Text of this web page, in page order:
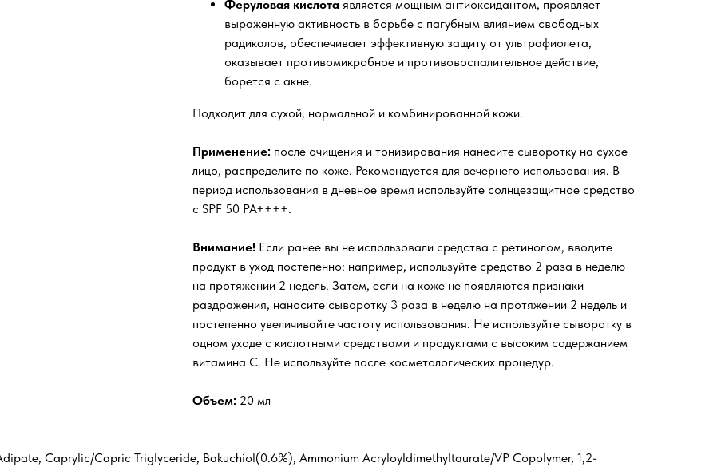
Феруловая кислота является мощным антиоксидантом, проявляет
выраженную активность в борьбе с пагубным влиянием свободных
радикалов, обеспечивает эффективную защиту от ультрафиолета,
оказывает противомикробное и противовоспалительное действие,
борется с акне.
Подходит для сухой, нормальной и комбинированной кожи.
Применение: после очищения и тонизирования нанесите сыворотку на сухое
лицо, распределите по коже. Рекомендуется для вечернего использования. В
период использования в дневное время используйте солнцезащитное средство
с SPF 50 PA++++.
Внимание! Если ранее вы не использовали средства с ретинолом, вводите
продукт в уход постепенно: например, используйте средство 2 раза в неделю
на протяжении 2 недель. Затем, если на коже не появляются признаки
раздражения, наносите сыворотку 3 раза в неделю на протяжении 2 недель и
постепенно увеличивайте частоту использования. Не используйте сыворотку в
одном уходе с кислотными средствами и продуктами с высоким содержанием
витамина C. Не используйте после косметологических процедур.
Объем: 20 мл
Caprylic/Capric Triglyceride, Bakuchiol(0.6%), Ammonium Acryloyldimethyltaurate/VP Copolymer, 1,2-